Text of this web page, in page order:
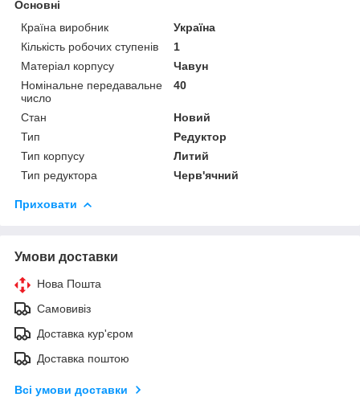
Основні
Країна виробник
Україна
Кількість робочих ступенів
1
Матеріал корпусу
Чавун
Номінальне передавальне
число
40
Стан
Новий
Тип
Редуктор
Тип корпусу
Литий
Тип редуктора
Черв'ячний
Приховати
Умови доставки
Нова Пошта
Самовивіз
Доставка кур'єром
Доставка поштою
Всі умови доставки